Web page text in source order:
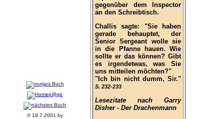
gegenüber dem Inspector
an den Schreibtisch.
Challis sagte: "Sie haben
gerade behauptet, der
Senior Sergeant wolle sie
in die Pfanne hauen. Wie
sollte er das können? Gibt
es irgendetwas, was Sie
uns mitteilen möchten?"
"Ich bin nicht dumm, Sir."
S. 232-233
Lesezitate nach Garry
Disher - Der Drachenmann
© 19.7.2001 by